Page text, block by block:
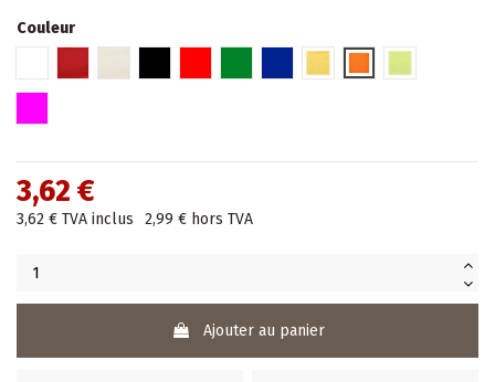
Couleur
3,62 €
3,62 € TVA inclus 2,99 € hors TVA
Ajouter au panier